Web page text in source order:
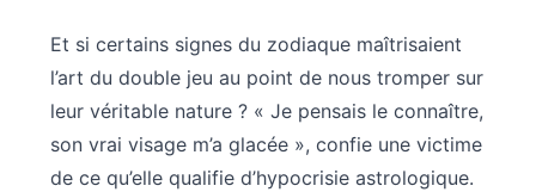
Et si certains signes du zodiaque maîtrisaient
l’art du double jeu au point de nous tromper sur
leur véritable nature ? « Je pensais le connaître,
son vrai visage m’a glacée », confie une victime
de ce qu’elle qualifie d’hypocrisie astrologique.